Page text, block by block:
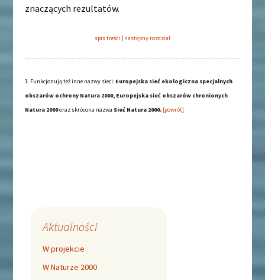
znaczących rezultatów.
spis treści | następny rozdział
1. Funkcjonują też inne nazwy sieci: Europejska sieć ekologiczna specjalnych
obszarów ochrony Natura 2000, Europejska sieć obszarów chronionych
Natura 2000oraz skrócona nazwa Sieć Natura 2000. [powrót]
Aktualności
W projekcie
W Naturze 2000